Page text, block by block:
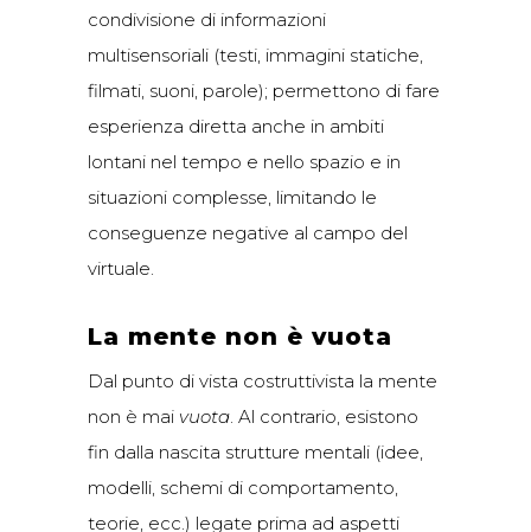
condivisione di informazioni
multisensoriali (testi, immagini statiche,
filmati, suoni, parole); permettono di fare
esperienza diretta anche in ambiti
lontani nel tempo e nello spazio e in
situazioni complesse, limitando le
conseguenze negative al campo del
virtuale.
La mente non è vuota
Dal punto di vista costruttivista la mente
non è mai vuota. Al contrario, esistono
fin dalla nascita strutture mentali (idee,
modelli, schemi di comportamento,
teorie, ecc.) legate prima ad aspetti